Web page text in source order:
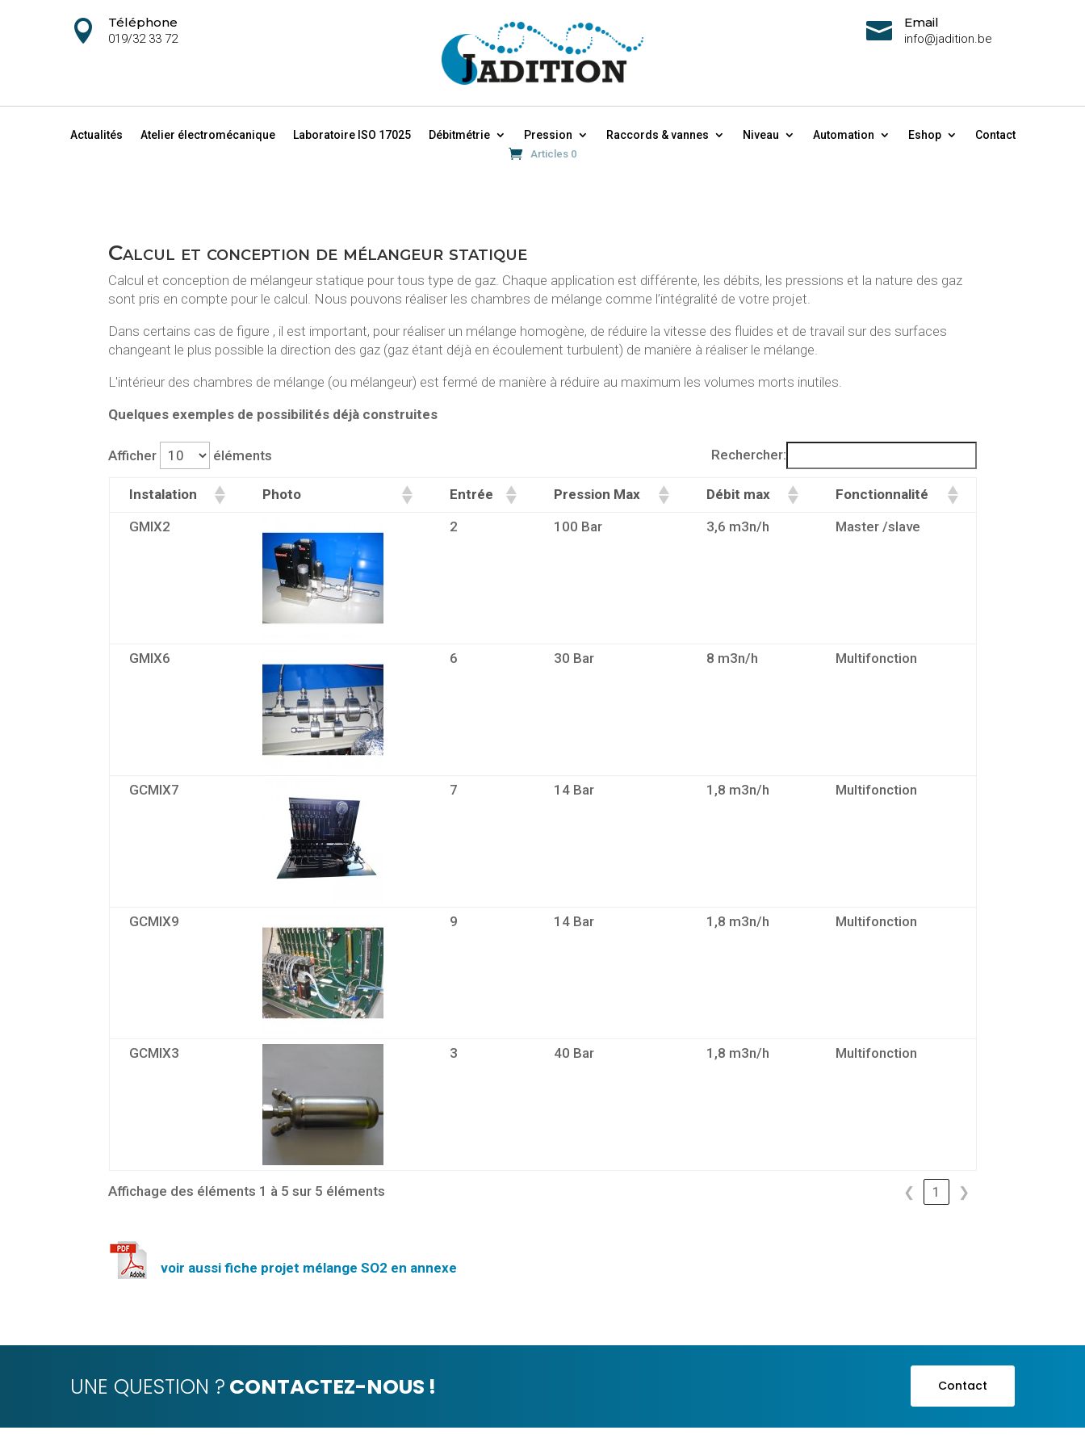
 Téléphone
019/32 33 72  Email
info@jadition.be
Actualités Atelier électromécanique Laboratoire ISO 17025 Débitmétrie Pression Raccords & vannes Niveau Automation Eshop Contact
Articles 0
Calcul et conception de mélangeur statique
Calcul et conception de mélangeur statique pour tous type de gaz. Chaque application est différente, les débits, les pressions et la nature des gaz
sont pris en compte pour le calcul. Nous pouvons réaliser les chambres de mélange comme l’intégralité de votre projet.
Dans certains cas de figure , il est important, pour réaliser un mélange homogène, de réduire la vitesse des fluides et de travail sur des surfaces
changeant le plus possible la direction des gaz (gaz étant déjà en écoulement turbulent) de manière à réaliser le mélange.
L'intérieur des chambres de mélange (ou mélangeur) est fermé de manière à réduire au maximum les volumes morts inutiles.
Quelques exemples de possibilités déjà construites
Afficher éléments Rechercher:
Instalation Photo Entrée Pression Max Débit max
Fonctionnalité
GMIX2
2 100 Bar 3,6 m3n/h Master /slave
GMIX6 6 30 Bar 8 m3n/h Multifonction
GCMIX7 7 14 Bar 1,8 m3n/h Multifonction
GCMIX9 9 14 Bar 1,8 m3n/h Multifonction
GCMIX3 3 40 Bar 1,8 m3n/h Multifonction
Affichage des éléments 1 à 5 sur 5 éléments ❮ 1 ❯
voir aussi fiche projet mélange SO2 en annexe
UNE QUESTION ? CONTACTEZ-NOUS ! Contact